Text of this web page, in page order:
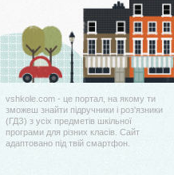
vshkole.com - це портал, на якому ти
зможеш знайти підручники і роз'язники
(ГДЗ) з усіх предметів шкільної
програми для різних класів. Сайт
адаптовано під твій смартфон.